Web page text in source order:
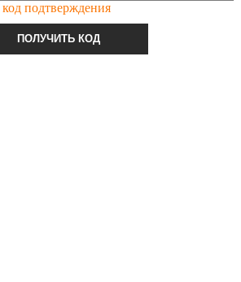
подтверждения
ПОЛУЧИТЬ КОД